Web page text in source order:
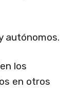
autónomos.
los
en otros